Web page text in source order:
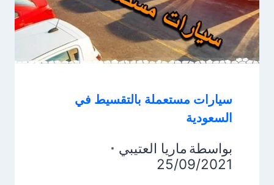
سيارات مستعملة بالتقسيط في
السعودية
بواسطة ماريا العتيبي
25/09/2021